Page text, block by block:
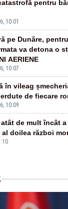
10:01
pentru
10:07
pe Dunăre,
va detona o
AERIENE
10:09
în vileag
de fiecare
atât de mult încât
doilea război